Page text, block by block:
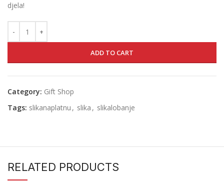
djela!
ADD TO CART
Category: Gift Shop
Tags: slikanaplatnu , slika , slikalobanje
RELATED PRODUCTS